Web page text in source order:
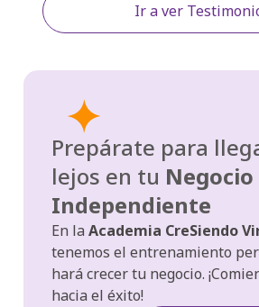
Ir a ver
Prepárate para
lejos en tu Negocio
Independiente
En laAcademia CreSiendo
tenemos el entrenamiento
hará crecer tu negocio.
hacia el éxito!